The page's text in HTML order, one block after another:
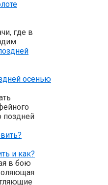
где в
осенью
поздней
и как?
в бою